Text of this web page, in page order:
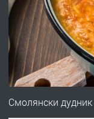
ПРЕДЛАГА
Смолянски дудник